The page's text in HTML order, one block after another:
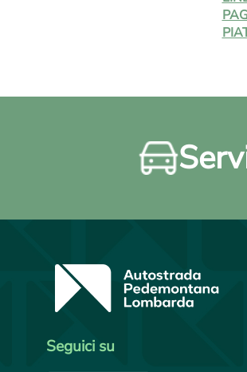
Seguici su